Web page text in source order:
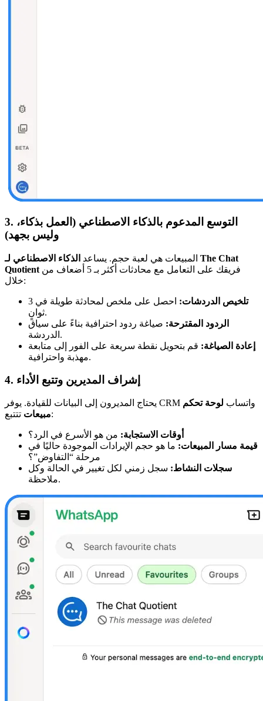
3. التوسع المدعوم بالذكاء الاصطناعي (العمل بذكاء،
وليس بجهد)
المبيعات هي لعبة حجم. يساعد الذكاء الاصطناعي لـ The Chat
Quotient
خلال:
تلخيص الدردشات:
احصل على ملخص لمحادثة طويلة في 3
ثوانٍ.
الردود المقترحة: صياغة ردود احترافية بناءً على سياق
الدردشة.
إعادة الصياغة: قم بتحويل نقطة سريعة على الفور إلى متابعة
مهذبة واحترافية.
4. إشراف المديرين وتتبع الأداء
يحتاج المديرون إلى البيانات للقيادة. يوفر CRM واتساب لوحة تحكم
مبيعاتتتتبع:
أوقات الاستجابة: من هو الأسرع في الرد؟
قيمة مسار المبيعات: ما هو حجم الإيرادات الموجودة حاليًا في
مرحلة “التفاوض”؟
سجلات النشاط: سجل زمني لكل تغيير في الحالة وكل
ملاحظة.